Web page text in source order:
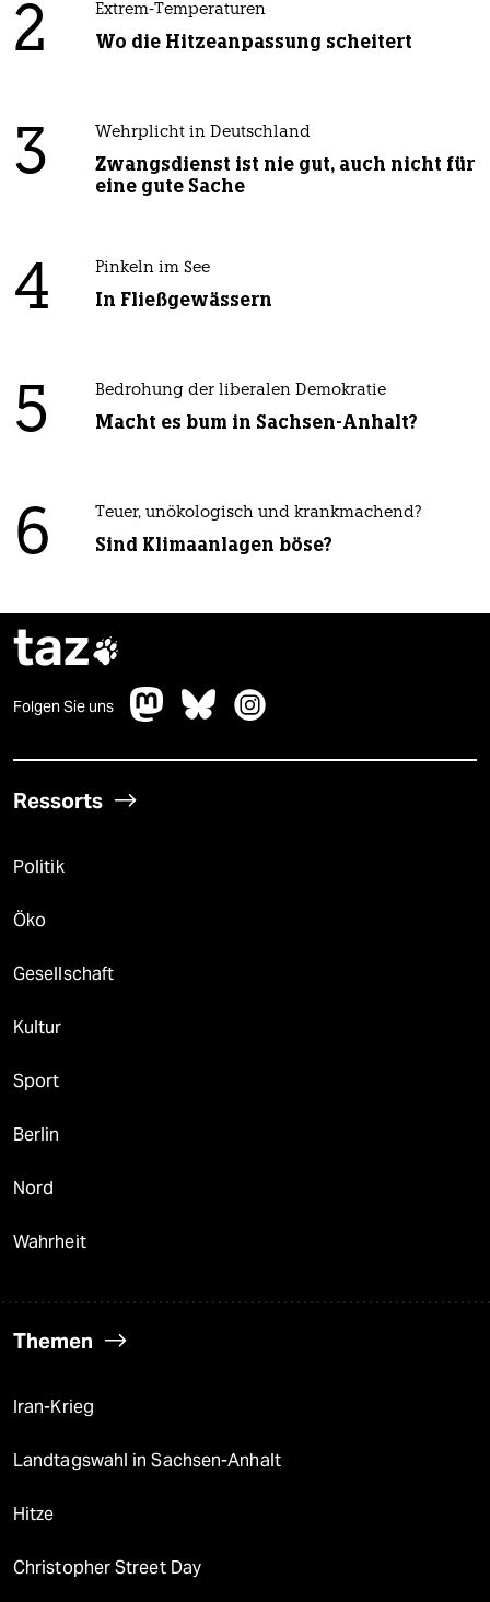
2 Extrem-Temperaturen
Wo die Hitzeanpassung scheitert
3 Wehrplicht in Deutschland
Zwangsdienst ist nie gut, auch nicht für
eine gute Sache
4 Pinkeln im See
In Fließgewässern
5 Bedrohung der liberalen Demokratie
Macht es bum in Sachsen-Anhalt?
6 Teuer, unökologisch und krankmachend?
Sind Klimaanlagen böse?
taz
Folgen Sie uns
Ressorts
Politik
Öko
Gesellschaft
Kultur
Sport
Berlin
Nord
Wahrheit
Themen
Iran-Krieg
Landtagswahl in Sachsen-Anhalt
Hitze
Christopher Street Day